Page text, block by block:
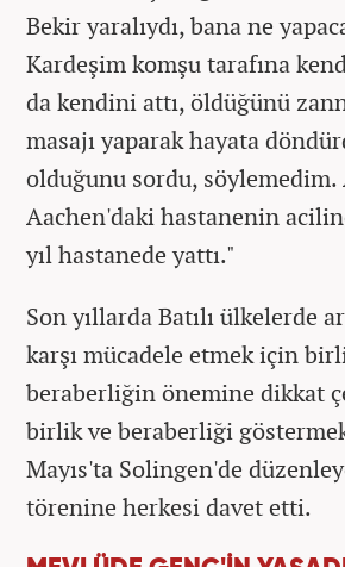
Bekir yaralıydı, bana ne
Kardeşim komşu tarafına
da kendini attı, öldüğünü
masajı yaparak hayata
olduğunu sordu,
Aachen'daki hastanenin
yıl hastanede yattı."
Son yıllarda Batılı ülkelerde
karşı mücadele etmek için
beraberliğin önemine dikkat
birlik ve beraberliği
Mayıs'ta Solingen'de
törenine herkesi davet etti.